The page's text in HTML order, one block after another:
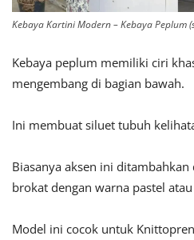
Kebaya Kartini Modern – Kebaya Peplum
Kebaya peplum memiliki ciri
mengembang di bagian bawah.
Ini membuat siluet tubuh
Biasanya aksen ini
brokat dengan warna pastel atau
Model ini cocok untuk